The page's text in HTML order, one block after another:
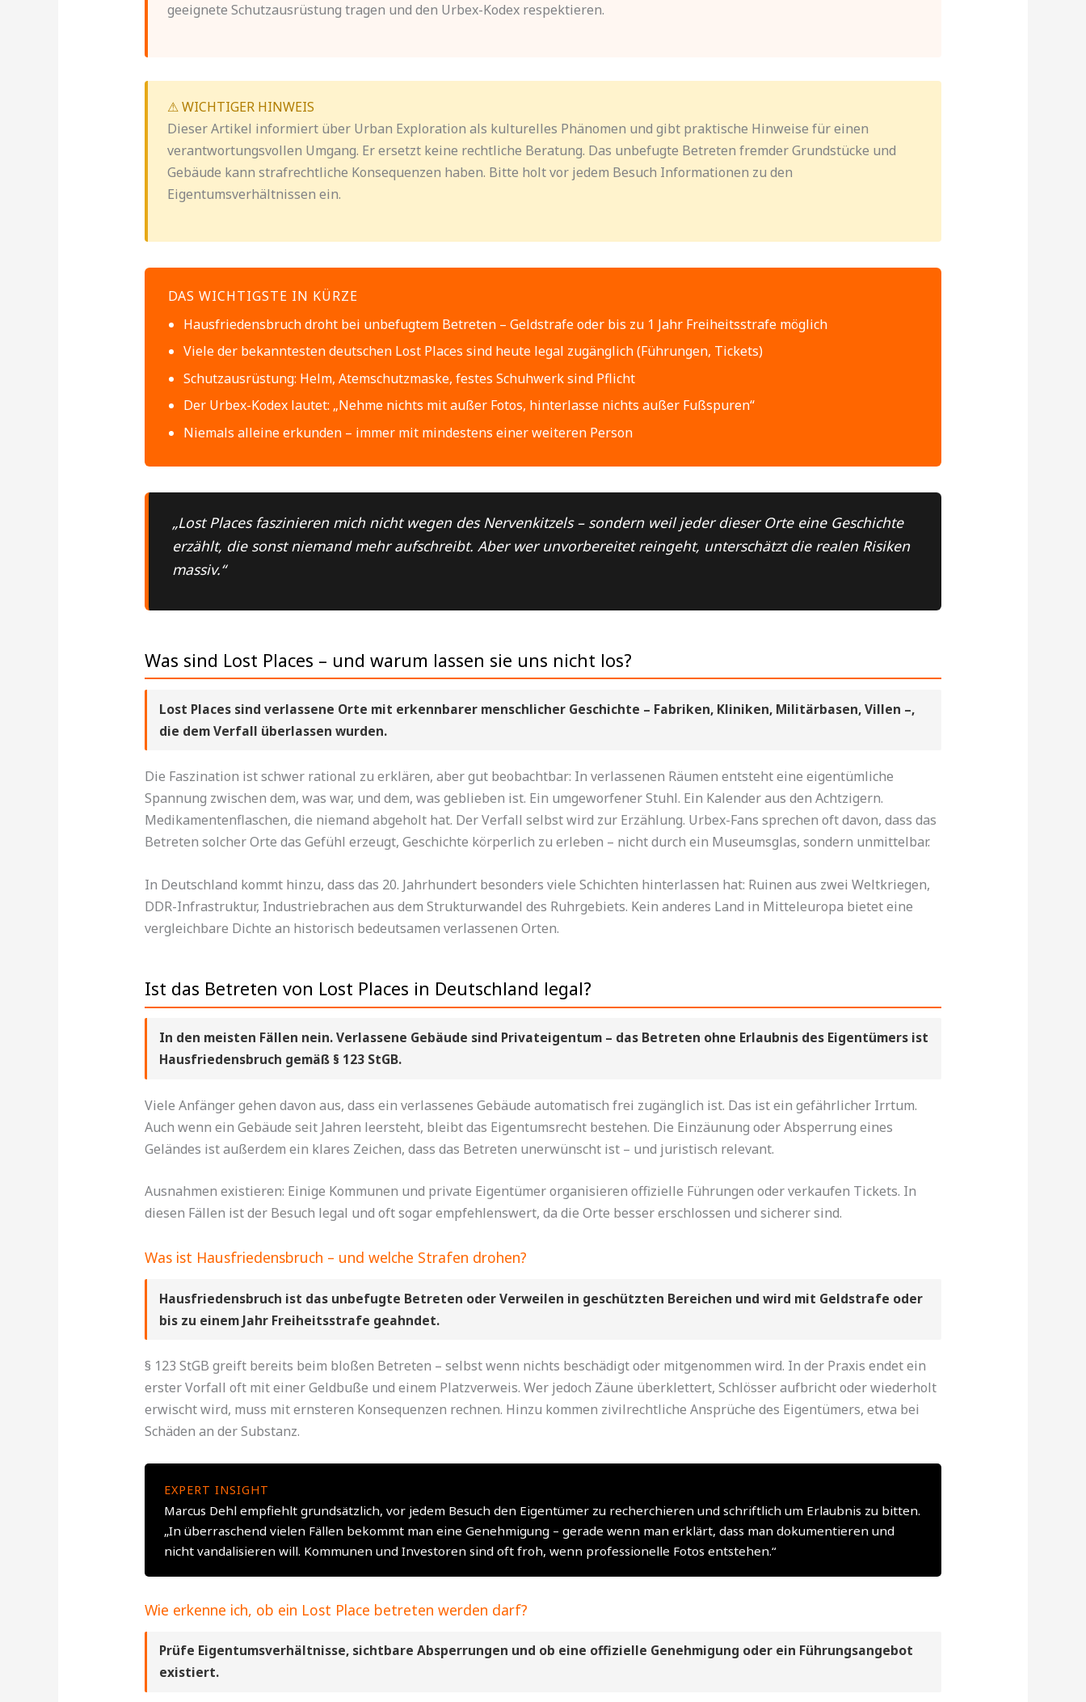
geeignete Schutzausrüstung tragen und den Urbex-Kodex respektieren.
⚠ WICHTIGER HINWEIS
Dieser Artikel informiert über Urban Exploration als kulturelles Phänomen und gibt praktische Hinweise für einen
verantwortungsvollen Umgang. Er ersetzt keine rechtliche Beratung. Das unbefugte Betreten fremder Grundstücke und
Gebäude kann strafrechtliche Konsequenzen haben. Bitte holt vor jedem Besuch Informationen zu den
Eigentumsverhältnissen ein.
DAS WICHTIGSTE IN KÜRZE
Hausfriedensbruch droht bei unbefugtem Betreten – Geldstrafe oder bis zu 1 Jahr Freiheitsstrafe möglich
Viele der bekanntesten deutschen Lost Places sind heute legal zugänglich (Führungen, Tickets)
Schutzausrüstung: Helm, Atemschutzmaske, festes Schuhwerk sind Pflicht
Der Urbex-Kodex lautet: „Nehme nichts mit außer Fotos, hinterlasse nichts außer Fußspuren“
Niemals alleine erkunden – immer mit mindestens einer weiteren Person
„Lost Places faszinieren mich nicht wegen des Nervenkitzels – sondern weil jeder dieser Orte eine Geschichte
erzählt, die sonst niemand mehr aufschreibt. Aber wer unvorbereitet reingeht, unterschätzt die realen Risiken
massiv.“
Was sind Lost Places – und warum lassen sie uns nicht los?
Lost Places sind verlassene Orte mit erkennbarer menschlicher Geschichte – Fabriken, Kliniken, Militärbasen, Villen –,
die dem Verfall überlassen wurden.
Die Faszination ist schwer rational zu erklären, aber gut beobachtbar: In verlassenen Räumen entsteht eine eigentümliche
Spannung zwischen dem, was war, und dem, was geblieben ist. Ein umgeworfener Stuhl. Ein Kalender aus den Achtzigern.
Medikamentenflaschen, die niemand abgeholt hat. Der Verfall selbst wird zur Erzählung. Urbex-Fans sprechen oft davon, dass das
Betreten solcher Orte das Gefühl erzeugt, Geschichte körperlich zu erleben – nicht durch ein Museumsglas, sondern unmittelbar.
In Deutschland kommt hinzu, dass das 20. Jahrhundert besonders viele Schichten hinterlassen hat: Ruinen aus zwei Weltkriegen,
DDR-Infrastruktur, Industriebrachen aus dem Strukturwandel des Ruhrgebiets. Kein anderes Land in Mitteleuropa bietet eine
vergleichbare Dichte an historisch bedeutsamen verlassenen Orten.
Ist das Betreten von Lost Places in Deutschland legal?
In den meisten Fällen nein. Verlassene Gebäude sind Privateigentum – das Betreten ohne Erlaubnis des Eigentümers ist
Hausfriedensbruch gemäß § 123 StGB.
Viele Anfänger gehen davon aus, dass ein verlassenes Gebäude automatisch frei zugänglich ist. Das ist ein gefährlicher Irrtum.
Auch wenn ein Gebäude seit Jahren leersteht, bleibt das Eigentumsrecht bestehen. Die Einzäunung oder Absperrung eines
Geländes ist außerdem ein klares Zeichen, dass das Betreten unerwünscht ist – und juristisch relevant.
Ausnahmen existieren: Einige Kommunen und private Eigentümer organisieren offizielle Führungen oder verkaufen Tickets. In
diesen Fällen ist der Besuch legal und oft sogar empfehlenswert, da die Orte besser erschlossen und sicherer sind.
Was ist Hausfriedensbruch – und welche Strafen drohen?
Hausfriedensbruch ist das unbefugte Betreten oder Verweilen in geschützten Bereichen und wird mit Geldstrafe oder
bis zu einem Jahr Freiheitsstrafe geahndet.
§ 123 StGB greift bereits beim bloßen Betreten – selbst wenn nichts beschädigt oder mitgenommen wird. In der Praxis endet ein
erster Vorfall oft mit einer Geldbuße und einem Platzverweis. Wer jedoch Zäune überklettert, Schlösser aufbricht oder wiederholt
erwischt wird, muss mit ernsteren Konsequenzen rechnen. Hinzu kommen zivilrechtliche Ansprüche des Eigentümers, etwa bei
Schäden an der Substanz.
EXPERT INSIGHT
Marcus Dehl empfiehlt grundsätzlich, vor jedem Besuch den Eigentümer zu recherchieren und schriftlich um Erlaubnis zu bitten.
„In überraschend vielen Fällen bekommt man eine Genehmigung – gerade wenn man erklärt, dass man dokumentieren und
nicht vandalisieren will. Kommunen und Investoren sind oft froh, wenn professionelle Fotos entstehen.“
Wie erkenne ich, ob ein Lost Place betreten werden darf?
Prüfe Eigentumsverhältnisse, sichtbare Absperrungen und ob eine offizielle Genehmigung oder ein Führungsangebot
existiert.